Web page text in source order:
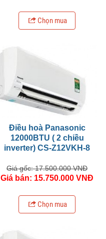
Chọn mua
Điều hoà Panasonic
12000BTU ( 2 chiều
inverter) CS-Z12VKH-8
Giá gốc: 17.500.000 VNĐ
Giá bán: 15.750.000 VNĐ
Chọn mua